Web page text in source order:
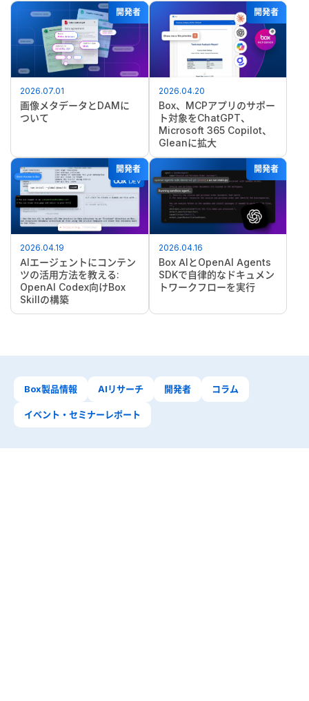
開発者
2026.07.01
画像メタデータとDAMに
ついて
開発者
2026.04.20
Box、MCPアプリのサポー
ト対象をChatGPT、
Microsoft 365 Copilot、
Gleanに拡大
開発者
2026.04.19
AIエージェントにコンテン
ツの活用方法を教える:
OpenAI Codex向けBox
Skillの構築
開発者
2026.04.16
Box AIとOpenAI Agents
SDKで自律的なドキュメン
トワークフローを実行
Box製品情報 AIリサーチ 開発者 コラム
イベント・セミナーレポート